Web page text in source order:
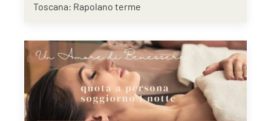
Toscana: Rapolano terme